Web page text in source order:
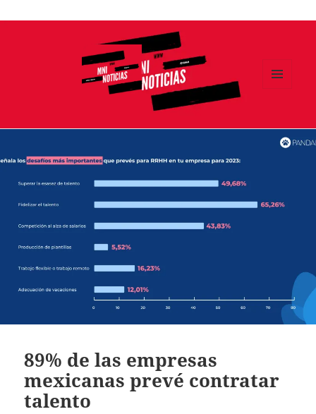
Ir
89% de las empresas
mexicanas prevé contratar
talento